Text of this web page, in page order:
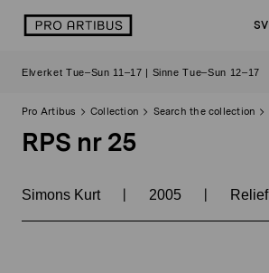
logo SV
Elverket Tue–Sun 11–17 | Sinne Tue–Sun 12–17
Pro Artibus Collection Search the collection
RPS nr 25
Simons Kurt | 2005 | Relief